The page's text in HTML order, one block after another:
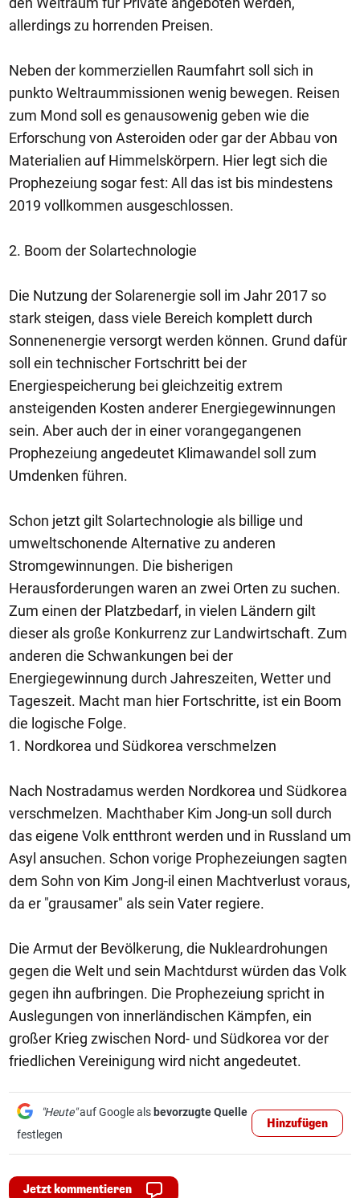
allerdings zu horrenden Preisen.
Neben der kommerziellen Raumfahrt soll sich in
punkto Weltraummissionen wenig bewegen. Reisen
zum Mond soll es genausowenig geben wie die
Erforschung von Asteroiden oder gar der Abbau von
Materialien auf Himmelskörpern. Hier legt sich die
Prophezeiung sogar fest: All das ist bis mindestens
2019 vollkommen ausgeschlossen.
2. Boom der Solartechnologie
Die Nutzung der Solarenergie soll im Jahr 2017 so
stark steigen, dass viele Bereich komplett durch
Sonnenenergie versorgt werden können. Grund dafür
soll ein technischer Fortschritt bei der
Energiespeicherung bei gleichzeitig extrem
ansteigenden Kosten anderer Energiegewinnungen
sein. Aber auch der in einer vorangegangenen
Prophezeiung angedeutet Klimawandel soll zum
Umdenken führen.
Schon jetzt gilt Solartechnologie als billige und
umweltschonende Alternative zu anderen
Stromgewinnungen. Die bisherigen
Herausforderungen waren an zwei Orten zu suchen.
Zum einen der Platzbedarf, in vielen Ländern gilt
dieser als große Konkurrenz zur Landwirtschaft. Zum
anderen die Schwankungen bei der
Energiegewinnung durch Jahreszeiten, Wetter und
Tageszeit. Macht man hier Fortschritte, ist ein Boom
die logische Folge.
1. Nordkorea und Südkorea verschmelzen
Nach Nostradamus werden Nordkorea und Südkorea
verschmelzen. Machthaber Kim Jong-un soll durch
das eigene Volk entthront werden und in Russland um
Asyl ansuchen. Schon vorige Prophezeiungen sagten
dem Sohn von Kim Jong-il einen Machtverlust voraus,
da er "grausamer" als sein Vater regiere.
Die Armut der Bevölkerung, die Nukleardrohungen
gegen die Welt und sein Machtdurst würden das Volk
gegen ihn aufbringen. Die Prophezeiung spricht in
Auslegungen von innerländischen Kämpfen, ein
großer Krieg zwischen Nord- und Südkorea vor der
friedlichen Vereinigung wird nicht angedeutet.
"Heute"auf Google als bevorzugte Quelle
festlegen
Hinzufügen
Jetzt kommentieren